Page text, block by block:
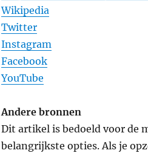
Wikipedia
Twitter
Instagram
Facebook
YouTube
Andere bronnen
Dit artikel is bedoeld voor de
belangrijkste opties. Als je